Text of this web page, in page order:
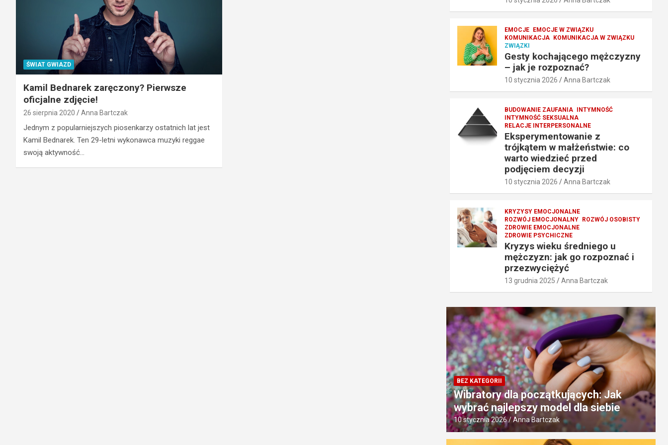
ŚWIAT GWIAZD
Kamil Bednarek zaręczony? Pierwsze
oficjalne zdjęcie!
26 sierpnia 2020 Anna Bartczak
Jednym z popularniejszych piosenkarzy ostatnich lat jest
Kamil Bednarek. Ten 29-letni wykonawca muzyki reggae
swoją aktywność…
EMOCJE EMOCJE W ZWIĄZKU
KOMUNIKACJA KOMUNIKACJA W ZWIĄZKU
ZWIĄZKI
Gesty kochającego mężczyzny
– jak je rozpoznać?
10 stycznia 2026 Anna Bartczak
BUDOWANIE ZAUFANIA INTYMNOŚĆ
INTYMNOŚĆ SEKSUALNA
RELACJE INTERPERSONALNE
Eksperymentowanie z
trójkątem w małżeństwie: co
warto wiedzieć przed
podjęciem decyzji
10 stycznia 2026 Anna Bartczak
KRYZYSY EMOCJONALNE
ROZWÓJ EMOCJONALNY ROZWÓJ OSOBISTY
ZDROWIE EMOCJONALNE
ZDROWIE PSYCHICZNE
Kryzys wieku średniego u
mężczyzn: jak go rozpoznać i
przezwyciężyć
13 grudnia 2025 Anna Bartczak
BEZ KATEGORII
Wibratory dla początkujących: Jak
wybrać najlepszy model dla siebie
10 stycznia 2026 Anna Bartczak